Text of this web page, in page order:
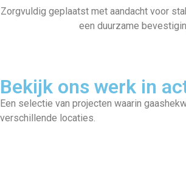
Zorgvuldig geplaatst met aandacht voor
een duurzame
Bekijk ons werk in
Een selectie van projecten waarin
verschillende locaties.